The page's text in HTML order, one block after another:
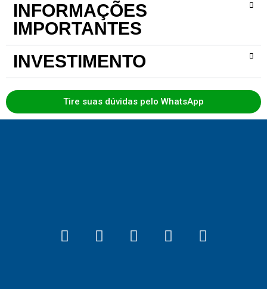
INFORMAÇÕES
IMPORTANTES
INVESTIMENTO
Tire suas dúvidas pelo WhatsApp